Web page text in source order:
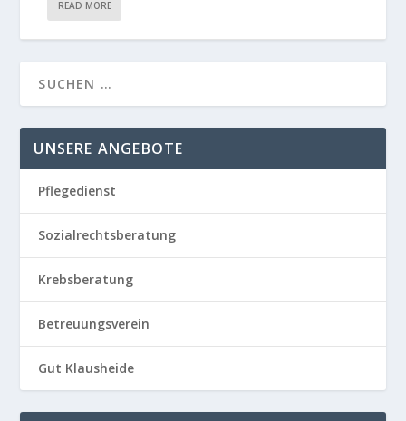
READ MORE
UNSERE ANGEBOTE
Pflegedienst
Sozialrechtsberatung
Krebsberatung
Betreuungsverein
Gut Klausheide